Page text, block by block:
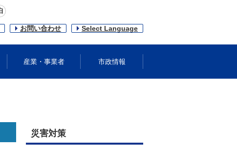
お問い合わせ Select Language
産業・事業者 市政情報
災害対策